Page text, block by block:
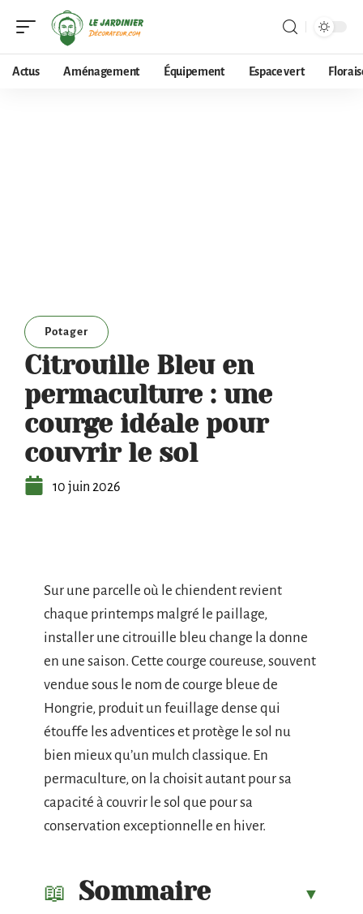
Actus Aménagement Équipement Espace vert
Potager
Citrouille Bleu en
permaculture : une
courge idéale pour
couvrir le sol
10 juin 2026
Sur une parcelle où le chiendent revient
chaque printemps malgré le paillage,
installer une citrouille bleu change la donne
en une saison. Cette courge coureuse, souvent
vendue sous le nom de courge bleue de
Hongrie, produit un feuillage dense qui
étouffe les adventices et protège le sol nu
bien mieux qu’un mulch classique. En
permaculture, on la choisit autant pour sa
capacité à couvrir le sol que pour sa
conservation exceptionnelle en hiver.
Sommaire